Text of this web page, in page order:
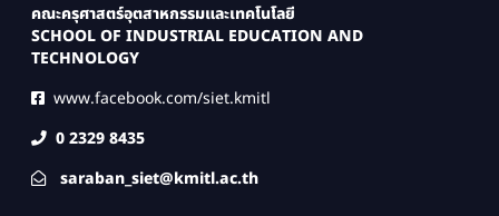
คณะครุศาสตร์อุตสาหกรรมและเทคโนโลยี
SCHOOL OF INDUSTRIAL EDUCATION AND
TECHNOLOGY
www.facebook.com/siet.kmitl
0 2329 8435
saraban_siet@kmitl.ac.th